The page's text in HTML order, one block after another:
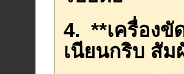
4. **เครื่องขั
เนียนกริบ สัม